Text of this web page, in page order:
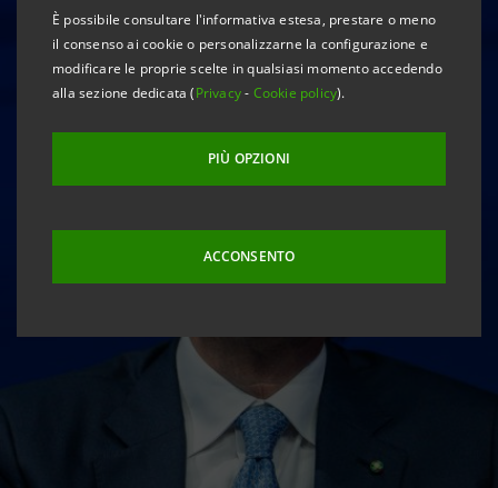
È possibile consultare l'informativa estesa, prestare o meno
il consenso ai cookie o personalizzarne la configurazione e
modificare le proprie scelte in qualsiasi momento accedendo
alla sezione dedicata (Privacy- Cookie policy).
PIÙ OPZIONI
ACCONSENTO